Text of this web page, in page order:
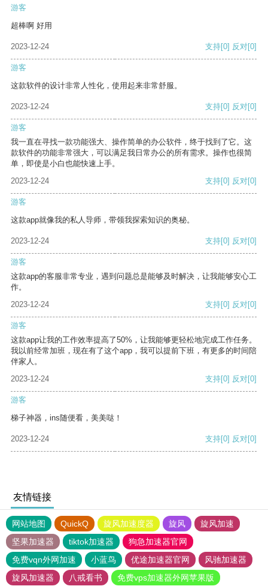
游客
超棒啊 好用
2023-12-24 支持[0] 反对[0]
游客
这款软件的设计非常人性化，使用起来非常舒服。
2023-12-24 支持[0] 反对[0]
游客
我一直在寻找一款功能强大、操作简单的办公软件，终于找到了它。这
款软件的功能非常强大，可以满足我日常办公的所有需求。操作也很简
单，即使是小白也能快速上手。
2023-12-24
支持[0] 反对[0]
游客
这款app就像我的私人导师，带领我探索知识的奥秘。
2023-12-24 支持[0] 反对[0]
游客
这款app的客服非常专业，遇到问题总是能够及时解决，让我能够安心工
作。
2023-12-24
支持[0] 反对[0]
游客
这款app让我的工作效率提高了50%，让我能够更轻松地完成工作任务。
我以前经常加班，现在有了这个app，我可以提前下班，有更多的时间陪
伴家人。
2023-12-24
支持[0] 反对[0]
游客
梯子神器，ins随便看，美美哒！
2023-12-24 支持[0] 反对[0]
友情链接
网站地图 QuickQ 旋风加速度器 旋风
旋风加速
坚果加速器
tiktok加速器
狗急加速器官网
免费vqn外网加速
小蓝鸟 优途加速器官网
风驰加速器
旋风加速器
八戒看书
免费vps加速器外网苹果版